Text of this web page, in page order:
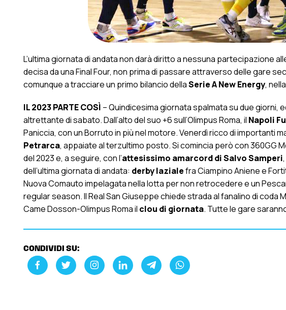
L’ultima giornata di andata non darà diritto a nessuna partecipazione
decisa da una Final Four, non prima di passare attraverso delle gare
comunque a tracciare un primo bilancio dellaSerie A New Energy,
IL 2023 PARTE COSÌ – Quindicesima giornata spalmata su due giorni,
altrettante di sabato. Dall’alto del suo +6 sull’Olimpus Roma, il Napoli
Paniccia, con un Borruto in più nel motore. Venerdì ricco di importanti
Petrarca, appaiate al terzultimo posto. Si comincia però con 360GG
del 2023 e, a seguire, con l’attesissimo amarcord di Salvo Samperi
dell’ultima giornata di andata: derby lazialefra Ciampino Aniene e
Nuova Comauto impelagata nella lotta per non retrocedere e un
regular season. Il Real San Giuseppe chiede strada al fanalino di coda
Came Dosson-Olimpus Roma il clou di giornata. Tutte le gare
CONDIVIDI SU: